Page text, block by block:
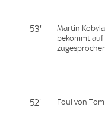
53'
Martin
bekommt
52' Foul von Tom